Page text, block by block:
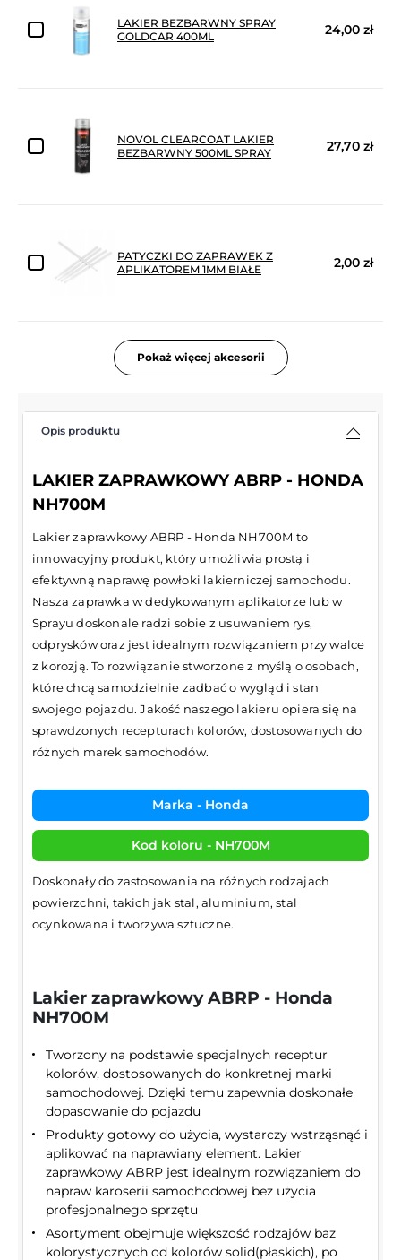
LAKIER BEZBARWNY SPRAY
GOLDCAR 400ML
24,00 zł
NOVOL CLEARCOAT LAKIER
BEZBARWNY 500ML SPRAY
27,70 zł
PATYCZKI DO ZAPRAWEK Z
APLIKATOREM 1MM BIAŁE
2,00 zł
Pokaż więcej akcesorii
Opis produktu
LAKIER ZAPRAWKOWY ABRP - HONDA
NH700M
Lakier zaprawkowy ABRP - Honda NH700M to
innowacyjny produkt, który umożliwia prostą i
efektywną naprawę powłoki lakierniczej samochodu.
Nasza zaprawka w dedykowanym aplikatorze lub w
Sprayu doskonale radzi sobie z usuwaniem rys,
odprysków oraz jest idealnym rozwiązaniem przy walce
z korozją. To rozwiązanie stworzone z myślą o osobach,
które chcą samodzielnie zadbać o wygląd i stan
swojego pojazdu. Jakość naszego lakieru opiera się na
sprawdzonych recepturach kolorów, dostosowanych do
różnych marek samochodów.
Marka - Honda
Kod koloru - NH700M
Doskonały do zastosowania na różnych rodzajach
powierzchni, takich jak stal, aluminium, stal
ocynkowana i tworzywa sztuczne.
Lakier zaprawkowy ABRP - Honda
NH700M
Tworzony na podstawie specjalnych receptur
kolorów, dostosowanych do konkretnej marki
samochodowej. Dzięki temu zapewnia doskonałe
dopasowanie do pojazdu
Produkty gotowy do użycia, wystarczy wstrząsnąć i
aplikować na naprawiany element. Lakier
zaprawkowy ABRP jest idealnym rozwiązaniem do
napraw karoserii samochodowej bez użycia
profesjonalnego sprzętu
Asortyment obejmuje większość rodzajów baz
kolorystycznych od kolorów solid(płaskich), po